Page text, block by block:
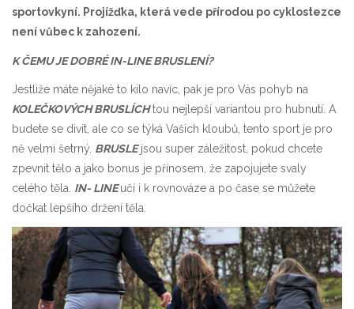
sportovkyní. Projížďka, která vede přírodou po cyklostezce
není vůbec k zahození.
K ČEMU JE DOBRÉ IN-LINE BRUSLENÍ?
Jestliže máte nějaké to kilo navíc, pak je pro Vás pohyb na
KOLEČKOVÝCH BRUSLÍCHtou nejlepší variantou pro hubnutí. A
budete se divit, ale co se týká Vašich kloubů, tento sport je pro
ně velmi šetrný. BRUSLEjsou super záležitost, pokud chcete
zpevnit tělo a jako bonus je přínosem, že zapojujete svaly
celého těla. IN- LINEučí i k rovnováze a po čase se můžete
dočkat lepšího držení těla.